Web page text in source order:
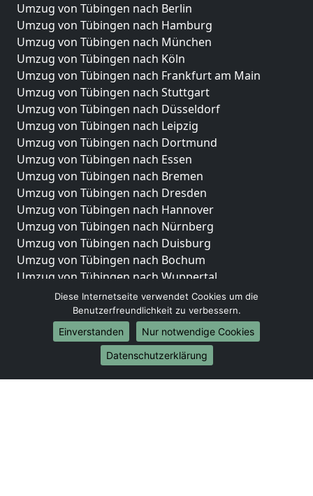
Umzug von Tübingen nach Berlin
Umzug von Tübingen nach Hamburg
Umzug von Tübingen nach München
Umzug von Tübingen nach Köln
Umzug von Tübingen nach Frankfurt am Main
Umzug von Tübingen nach Stuttgart
Umzug von Tübingen nach Düsseldorf
Umzug von Tübingen nach Leipzig
Umzug von Tübingen nach Dortmund
Umzug von Tübingen nach Essen
Umzug von Tübingen nach Bremen
Umzug von Tübingen nach Dresden
Umzug von Tübingen nach Hannover
Umzug von Tübingen nach Nürnberg
Umzug von Tübingen nach Duisburg
Umzug von Tübingen nach Bochum
Umzug von Tübingen nach Wuppertal
Umzug von Tübingen nach Bielefeld
Umzug von Tübingen nach Bonn
Umzug von Tübingen nach Münster
Internationale-Umzüge
Umzug von Tübingen nach Brasilien
Diese Internetseite verwendet Cookies um die
Benutzerfreundlichkeit zu verbessern.
Einverstanden
Nur notwendige Cookies
Datenschutzerklärung